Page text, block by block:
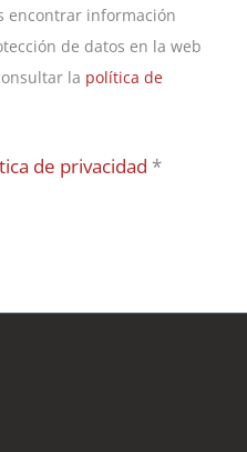
encontrar información
de datos en la web
la política de
de privacidad *